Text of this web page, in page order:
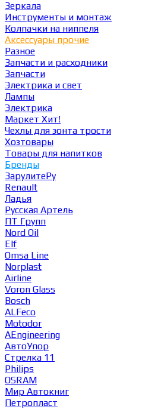
Зеркала
Инструменты и монтаж
Колпачки на ниппеля
Аксессуары прочие
Разное
Запчасти и расходники
Запчасти
Электрика и свет
Лампы
Электрика
Маркет Хит!
Чехлы для зонта трости
Хозтовары
Товары для напитков
Бренды
ЗарулитеРу
Renault
Ладья
Русская Артель
ПТ Групп
Nord Oil
Elf
Omsa Line
Norplast
Airline
Voron Glass
Bosch
ALFeco
Motodor
AEngineering
АвтоУпор
Стрелка 11
Philips
OSRAM
Мир Автокниг
Петропласт